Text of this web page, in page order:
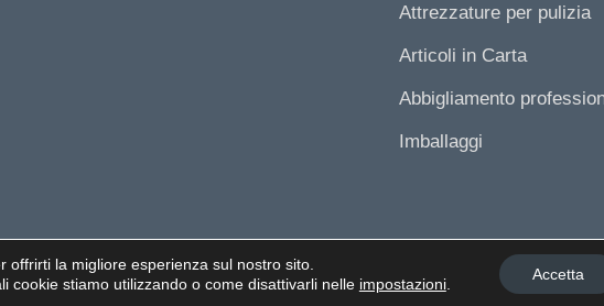
Attrezzature per pulizia
Articoli in Carta
Abbigliamento
Imballaggi
di S.Giorgio in Bosco (PD) +39 049-9450060 - Email: [email protected] - P.IVA IT03631880287 -
offrirti la migliore esperienza sul nostro sito.
cookie stiamo utilizzando o come disattivarli nelle impostazioni.
Accetta